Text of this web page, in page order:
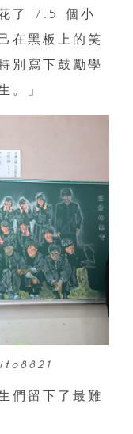
了 7.5 個小
在黑板上的笑
別寫下鼓勵學
。」
們留下了最難